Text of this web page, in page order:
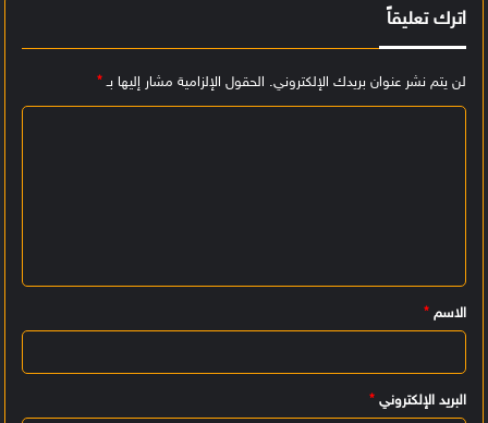
اترك تعليقاً
لن يتم نشر عنوان بريدك الإلكتروني. الحقول الإلزامية مشار إليها بـ*
ي
ق
الاسم *
البريد الإلكتروني *